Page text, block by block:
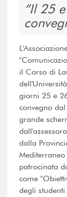
Il 25
il Corso di
giorni 25 e
convegno
grande
dalla
patrocinata
come
degli